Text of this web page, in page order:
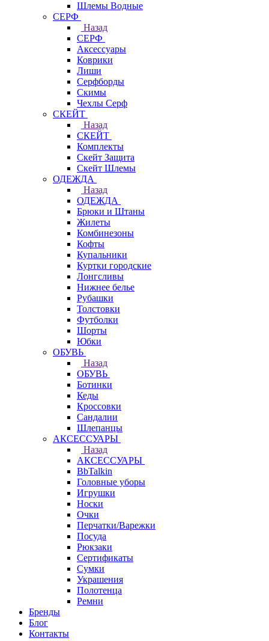
Шлемы Водные
СЕРФ
Назад
СЕРФ
Аксессуары
Коврики
Лиши
Серфборды
Скимы
Чехлы Cерф
СКЕЙТ
Назад
СКЕЙТ
Комплекты
Скейт Защита
Скейт Шлемы
ОДЕЖДА
Назад
ОДЕЖДА
Брюки и Штаны
Жилеты
Комбинезоны
Кофты
Купальники
Куртки городские
Лонгсливы
Нижнее белье
Рубашки
Толстовки
Футболки
Шорты
Юбки
ОБУВЬ
Назад
ОБУВЬ
Ботинки
Кеды
Кроссовки
Сандалии
Шлепанцы
АКСЕССУАРЫ
Назад
АКСЕССУАРЫ
BbTalkin
Головные уборы
Игрушки
Носки
Очки
Перчатки/Варежки
Посуда
Рюкзаки
Сертификаты
Сумки
Украшения
Полотенца
Ремни
Бренды
Блог
Контакты